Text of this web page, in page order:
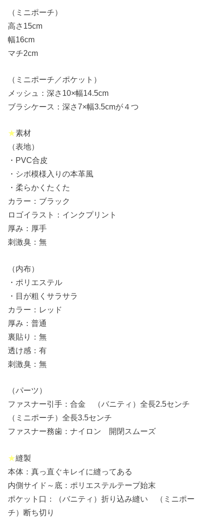
（ミニポーチ）
高さ15cm
幅16cm
マチ2cm
（ミニポーチ／ポケット）
メッシュ：深さ10×幅14.5cm
ブラシケース：深さ7×幅3.5cmが４つ
★素材
（表地）
・PVC合皮
・シボ模様入りの本革風
・柔らかくたくた
カラー：ブラック
ロゴイラスト：インクプリント
厚み：厚手
刺激臭：無
（内布）
・ポリエステル
・目が粗くサラサラ
カラー：レッド
厚み：普通
裏貼り：無
透け感：有
刺激臭：無
（パーツ）
ファスナー引手：合金 （バニティ）全長2.5センチ
（ミニポーチ）全長3.5センチ
ファスナー務歯：ナイロン 開閉スムーズ
★縫製
本体：真っ直ぐキレイに縫ってある
内側サイド～底：ポリエステルテープ始末
ポケット口：（バニティ）折り込み縫い （ミニポー
チ）断ち切り